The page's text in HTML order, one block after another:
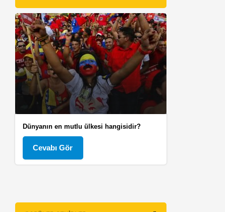
Dünyanın en mutlu ülkesi hangisidir?
Cevabı Gör